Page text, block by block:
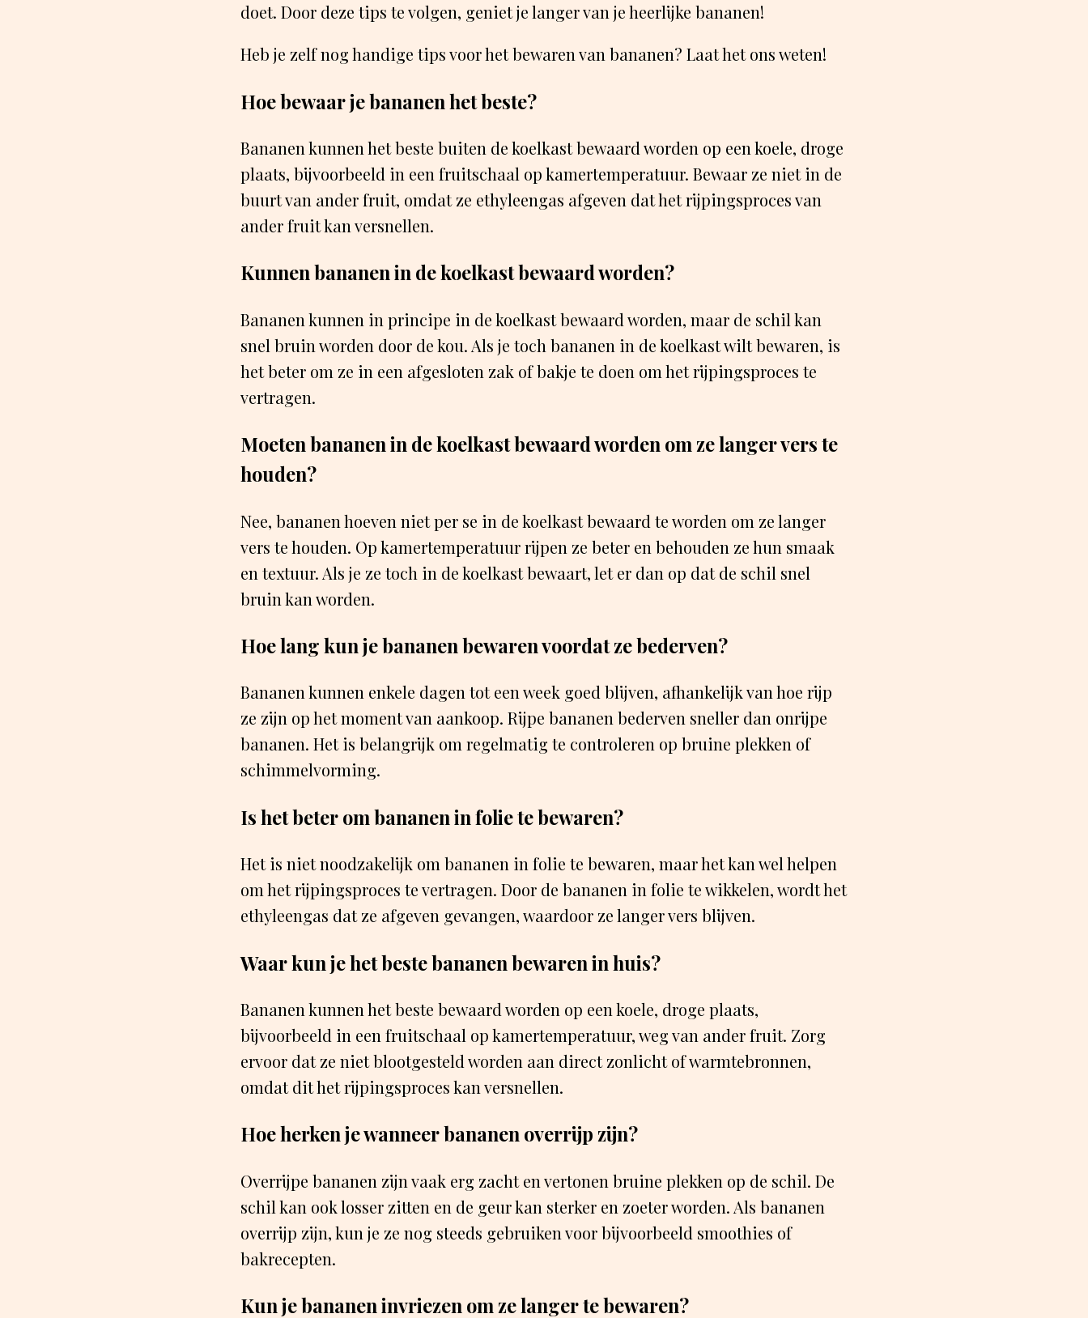
doet. Door deze tips te volgen, geniet je langer van je heerlijke bananen!
Heb je zelf nog handige tips voor het bewaren van bananen? Laat het ons weten!
Hoe bewaar je bananen het beste?
Bananen kunnen het beste buiten de koelkast bewaard worden op een koele, droge
plaats, bijvoorbeeld in een fruitschaal op kamertemperatuur. Bewaar ze niet in de
buurt van ander fruit, omdat ze ethyleengas afgeven dat het rijpingsproces van
ander fruit kan versnellen.
Kunnen bananen in de koelkast bewaard worden?
Bananen kunnen in principe in de koelkast bewaard worden, maar de schil kan
snel bruin worden door de kou. Als je toch bananen in de koelkast wilt bewaren, is
het beter om ze in een afgesloten zak of bakje te doen om het rijpingsproces te
vertragen.
Moeten bananen in de koelkast bewaard worden om ze langer vers te
houden?
Nee, bananen hoeven niet per se in de koelkast bewaard te worden om ze langer
vers te houden. Op kamertemperatuur rijpen ze beter en behouden ze hun smaak
en textuur. Als je ze toch in de koelkast bewaart, let er dan op dat de schil snel
bruin kan worden.
Hoe lang kun je bananen bewaren voordat ze bederven?
Bananen kunnen enkele dagen tot een week goed blijven, afhankelijk van hoe rijp
ze zijn op het moment van aankoop. Rijpe bananen bederven sneller dan onrijpe
bananen. Het is belangrijk om regelmatig te controleren op bruine plekken of
schimmelvorming.
Is het beter om bananen in folie te bewaren?
Het is niet noodzakelijk om bananen in folie te bewaren, maar het kan wel helpen
om het rijpingsproces te vertragen. Door de bananen in folie te wikkelen, wordt het
ethyleengas dat ze afgeven gevangen, waardoor ze langer vers blijven.
Waar kun je het beste bananen bewaren in huis?
Bananen kunnen het beste bewaard worden op een koele, droge plaats,
bijvoorbeeld in een fruitschaal op kamertemperatuur, weg van ander fruit. Zorg
ervoor dat ze niet blootgesteld worden aan direct zonlicht of warmtebronnen,
omdat dit het rijpingsproces kan versnellen.
Hoe herken je wanneer bananen overrijp zijn?
Overrijpe bananen zijn vaak erg zacht en vertonen bruine plekken op de schil. De
schil kan ook losser zitten en de geur kan sterker en zoeter worden. Als bananen
overrijp zijn, kun je ze nog steeds gebruiken voor bijvoorbeeld smoothies of
bakrecepten.
Kun je bananen invriezen om ze langer te bewaren?